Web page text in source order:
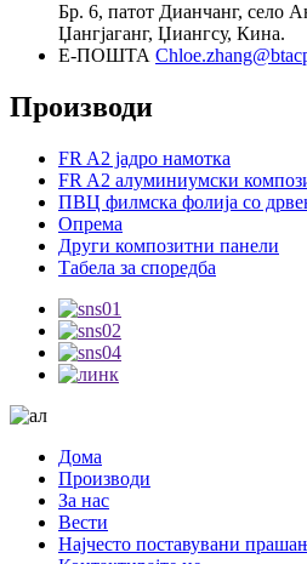
Бр. 6, патот Дианчанг, село
Џангјаганг, Џиангсу, Кина.
Е-ПОШТА
Производи
FR A2 јадро намотка
FR A2 алуминиумски
ПВЦ филмска фолија со
Опрема
Други композитни панели
Табела за споредба
Дома
Производи
За нас
Вести
Најчесто поставувани